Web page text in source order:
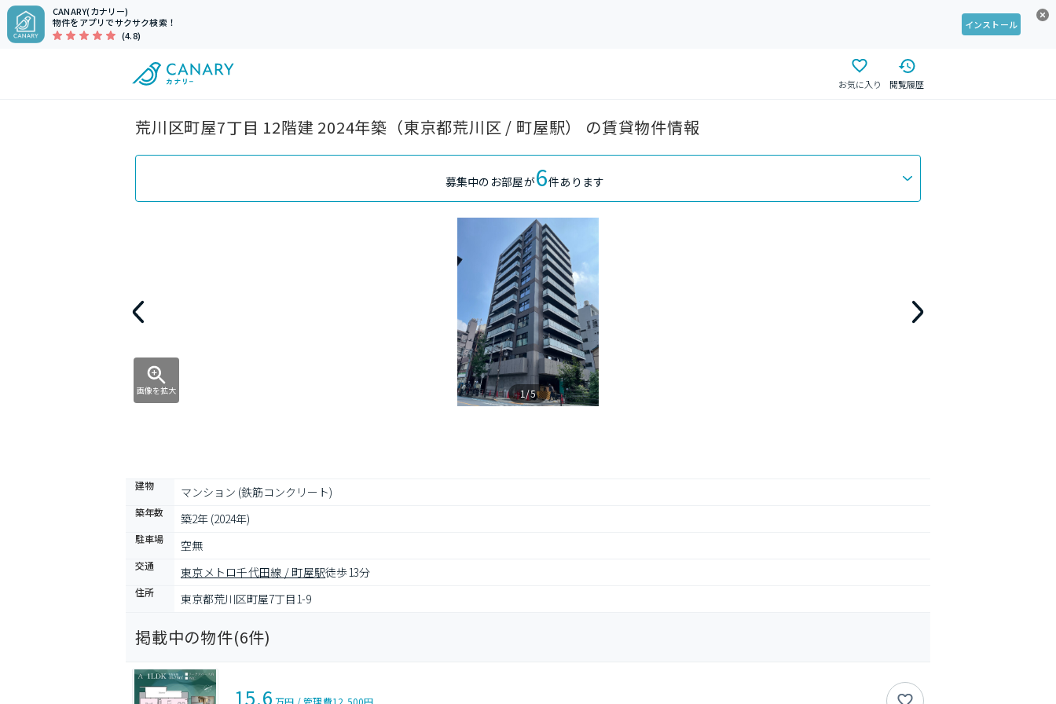
CANARY(カナリー)
物件をアプリでサクサク検索！
(4.8)
インストール
お気に入り 閲覧履歴
荒川区町屋7丁目 12階建 2024年築（東京都荒川区 / 町屋駅） の賃貸物件情報
募集中のお部屋が6件あります
画像を拡大 1/5
建物 マンション (鉄筋コンクリート)
築年数 築2年 (2024年)
駐車場 空無
交通 東京メトロ千代田線 / 町屋駅徒歩13分
住所 東京都荒川区町屋7丁目1-9
掲載中の物件(6件)
15.6 万円 /管理費12,500円